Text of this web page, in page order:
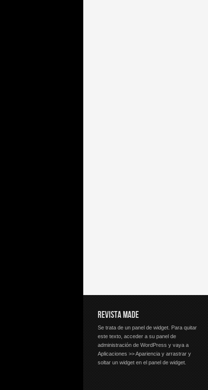
REVISTA MADE
Se trata de un panel de widget. Para quitar
este texto, acceder a su panel de
administración de WordPress y vaya a
Aplicaciones >> Apariencia y arrastrar y
soltar un widget en el panel de widget.